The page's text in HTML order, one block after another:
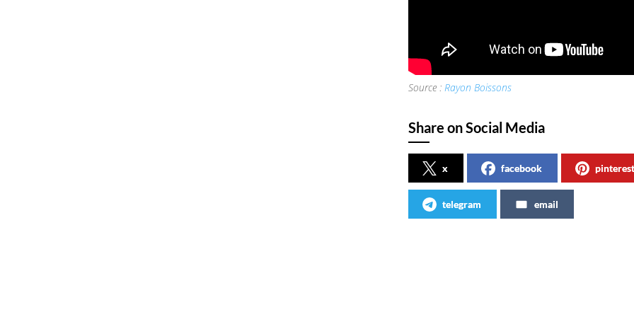
Source :Rayon Boissons
Share on Social Media
x facebook pinterest
telegram email